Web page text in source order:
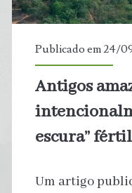
Publicado em 24/
Antigos
escura” fértil
Um artigo